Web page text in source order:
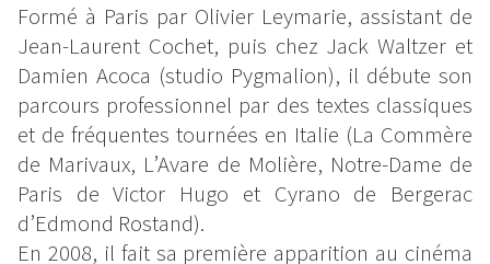
Formé à Paris par Olivier Leymarie, assistant de
Jean-Laurent Cochet, puis chez Jack Waltzer et
Damien Acoca (studio Pygmalion), il débute son
parcours professionnel par des textes classiques
et de fréquentes tournées en Italie (La Commère
de Marivaux, L’Avare de Molière, Notre-Dame de
Paris de Victor Hugo et Cyrano de Bergerac
d’Edmond Rostand).
En 2008, il fait sa première apparition au cinéma